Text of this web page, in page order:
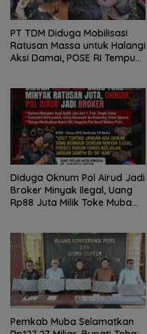
PT TDM Diduga Mobilisasi
Ratusan Massa untuk Halangi
Aksi Damai, POSE RI Tempuh
Diduga Oknum Pol Airud Jadi
Broker Minyak Ilegal, Uang
Rp88 Juta Milik Toke Muba
Pemkab Muba Selamatkan